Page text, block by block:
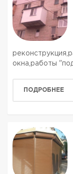
окна,работы
ПОДРОБНЕЕ